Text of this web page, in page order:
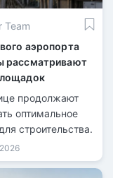
Team
аэропорта
рассматривают
продолжают
оптимальное
строительства.